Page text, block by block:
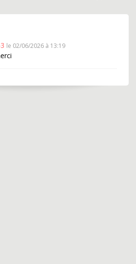
le 02/06/2026 à 13:19